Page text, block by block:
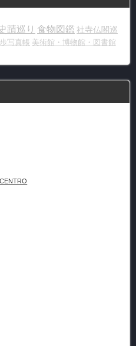
蹟巡り 食物図鑑 社寺仏閣巡
写真帳 美術館・博物館・図書館